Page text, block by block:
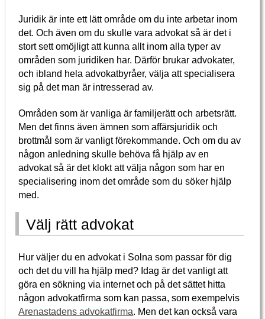
Juridik är inte ett lätt område om du inte arbetar inom
det. Och även om du skulle vara advokat så är det i
stort sett omöjligt att kunna allt inom alla typer av
områden som juridiken har. Därför brukar advokater,
och ibland hela advokatbyråer, välja att specialisera
sig på det man är intresserad av.
Områden som är vanliga är familjerätt och arbetsrätt.
Men det finns även ämnen som affärsjuridik och
brottmål som är vanligt förekommande. Och om du av
någon anledning skulle behöva få hjälp av en
advokat så är det klokt att välja någon som har en
specialisering inom det område som du söker hjälp
med.
Välj rätt advokat
Hur väljer du en advokat i Solna som passar för dig
och det du vill ha hjälp med? Idag är det vanligt att
göra en sökning via internet och på det sättet hitta
någon advokatfirma som kan passa, som exempelvis
Arenastadens advokatfirma. Men det kan också vara